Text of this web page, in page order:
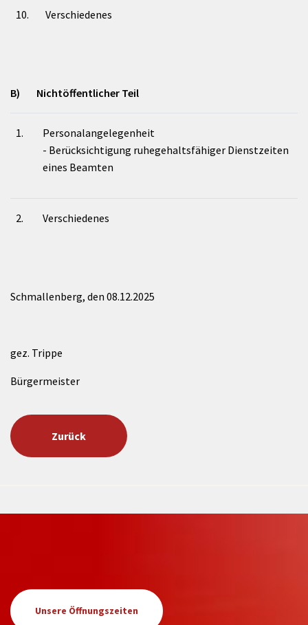
10. Verschiedenes
B) Nichtöffentlicher Teil
1.
Personalangelegenheit
- Berücksichtigung ruhegehaltsfähiger Dienstzeiten
eines Beamten
2. Verschiedenes
Schmallenberg, den 08.12.2025
gez. Trippe
Bürgermeister
Zurück
Unsere Öffnungszeiten